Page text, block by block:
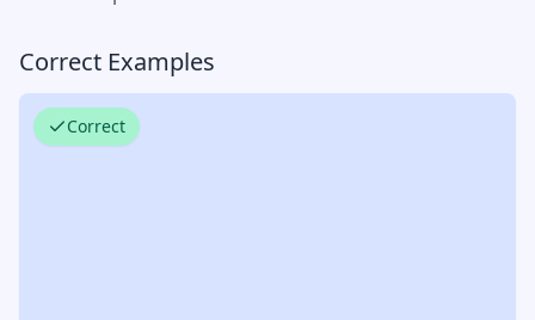
Correct Examples
Correct